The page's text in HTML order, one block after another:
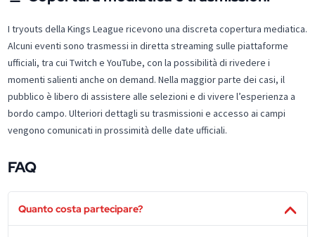
I tryouts della Kings League ricevono una discreta copertura mediatica.
Alcuni eventi sono trasmessi in diretta streaming sulle piattaforme
ufficiali, tra cui Twitch e YouTube, con la possibilità di rivedere i
momenti salienti anche on demand.​ Nella maggior parte dei casi, il
pubblico è libero di assistere alle selezioni e di vivere l’esperienza a
bordo campo. Ulteriori dettagli su trasmissioni e accesso ai campi
vengono comunicati in prossimità delle date ufficiali.​
FAQ
Quanto costa partecipare?